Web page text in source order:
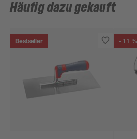
Häufig dazu gekauft
Bestseller - 11 %